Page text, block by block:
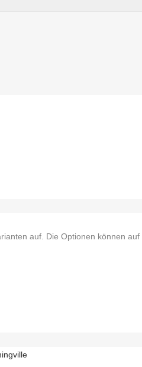
auf. Die Optionen können